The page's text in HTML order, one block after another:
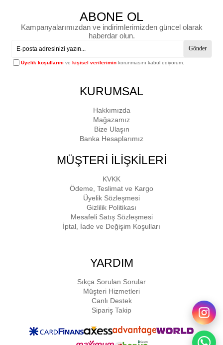
ABONE OL
Kampanyalarımızdan ve indirimlerimizden güncel olarak
haberdar olun.
Gönder
Üyelik koşullarını vekişisel verilerimin korunmasını kabul ediyorum.
KURUMSAL
Hakkımızda
Mağazamız
Bize Ulaşın
Banka Hesaplarımız
MÜŞTERİ İLİŞKİLERİ
KVKK
Ödeme, Teslimat ve Kargo
Üyelik Sözleşmesi
Gizlilik Politikası
Mesafeli Satış Sözleşmesi
İptal, İade ve Değişim Koşulları
YARDIM
Sıkça Sorulan Sorular
Müşteri Hizmetleri
Canlı Destek
Sipariş Takip